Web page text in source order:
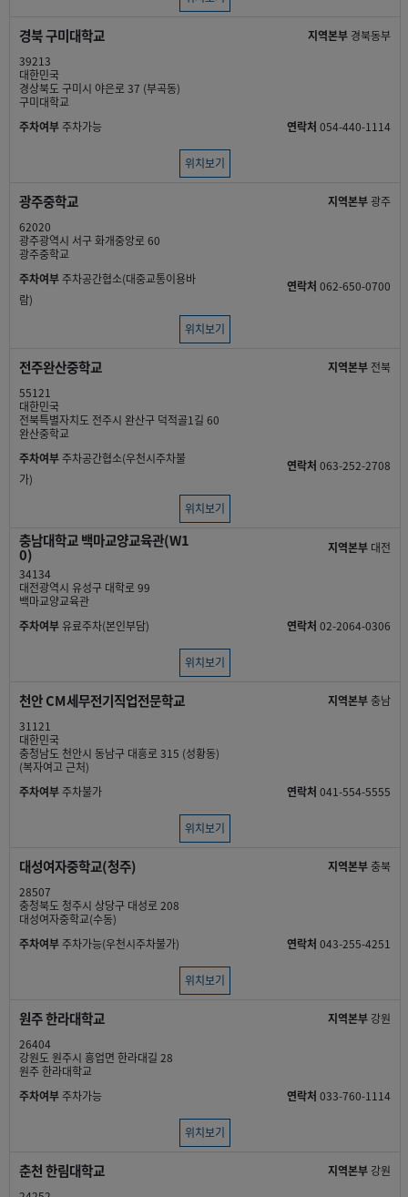
경북 구미대학교 지역본부 경북동부
39213
대한민국
경상북도 구미시 야은로 37 (부곡동)
구미대학교
주차여부주차가능 연락처 054-440-1114
위치보기
광주중학교 지역본부광주
62020
광주광역시 서구 화개중앙로 60
광주중학교
주차여부주차공간협소(대중교통이용바
람)
연락처 062-650-0700
위치보기
전주완산중학교 지역본부 전북
55121
대한민국
전북특별자치도 전주시 완산구 덕적골1길 60
완산중학교
주차여부주차공간협소(우천시주차불
가)
연락처 063-252-2708
위치보기
충남대학교 백마교양교육관(W1
0) 지역본부 대전
34134
대전광역시 유성구 대학로 99
백마교양교육관
주차여부유료주차(본인부담) 연락처 02-2064-0306
위치보기
천안 CM세무전기직업전문학교 지역본부충남
31121
대한민국
충청남도 천안시 동남구 대흥로 315 (성황동)
(복자여고 근처)
주차여부주차불가 연락처 041-554-5555
위치보기
대성여자중학교(청주) 지역본부충북
28507
충청북도 청주시 상당구 대성로 208
대성여자중학교(수동)
주차여부주차가능(우천시주차불가) 연락처 043-255-4251
위치보기
원주 한라대학교 지역본부 강원
26404
강원도 원주시 흥업면 한라대길 28
원주 한라대학교
주차여부주차가능 연락처 033-760-1114
위치보기
춘천 한림대학교 지역본부 강원